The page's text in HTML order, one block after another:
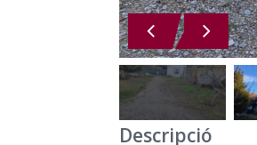
Descripció